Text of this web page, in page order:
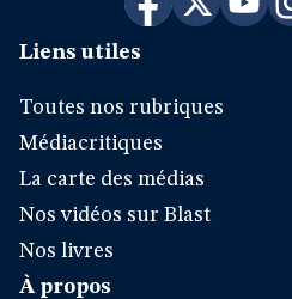
Liens utiles
Toutes nos rubriques
Médiacritiques
La carte des médias
Nos vidéos sur Blast
Nos livres
À propos